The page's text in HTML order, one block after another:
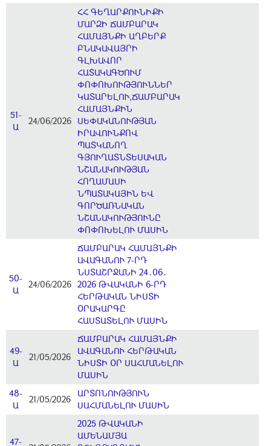
51-
Ա
24/06/2026
ՀՀ ԳԵՂԱՐՔՈՒՆԻՔԻ
ՄԱՐԶԻ ՃԱՄԲԱՐԱԿ
ՀԱՄԱՅՆՔԻ ԱՂԲԵՐՔ
ԲՆԱԿԱՎԱՅՐԻ
ԳԼԽԱՎՈՐ
ՀԱՏԱԿԱԳԾՈՒՄ
ՓՈՓՈԽՈՒԹՅՈՒՆՆԵՐ
ԿԱՏԱՐԵԼՈՒ,ՃԱՄԲԱՐԱԿ
ՀԱՄԱՅՆՔԻՆ
ՍԵՓԱԿԱՆՈՒԹՅԱՆ
ԻՐԱՎՈՒՆՔՈՎ
ՊԱՏԿԱՆՈՂ
ԳՅՈՒՂԱՏՆՏԵՍԱԿԱՆ
ՆՇԱՆԱԿՈՒԹՅԱՆ
ՀՈՂԱՄԱՍԻ
ՆՊԱՏԱԿԱՅԻՆ ԵՎ
ԳՈՐԾԱՌՆԱԿԱՆ
ՆՇԱՆԱԿՈՒԹՅՈՒՆԸ
ՓՈՓՈԽԵԼՈՒ ՄԱՍԻՆ
50-
Ա
24/06/2026
ՃԱՄԲԱՐԱԿ ՀԱՄԱՅՆՔԻ
ԱՎԱԳԱՆՈՒ 7-ՐԴ
ՆՍՏԱՇՐՋԱՆԻ 24․06․
2026 ԹՎԱԿԱՆԻ 6-ՐԴ
ՀԵՐԹԱԿԱՆ ՆԻՍՏԻ
ՕՐԱԿԱՐԳԸ
ՀԱՍՏԱՏԵԼՈՒ ՄԱՍԻՆ
49-
Ա
21/05/2026
ՃԱՄԲԱՐԱԿ ՀԱՄԱՅՆՔԻ
ԱՎԱԳԱՆՈՒ ՀԵՐԹԱԿԱՆ
ՆԻՍՏԻ ՕՐ ՍԱՀՄԱՆԵԼՈՒ
ՄԱՍԻՆ
48-
Ա
21/05/2026
ԱՐՏՈՆՈՒԹՅՈՒՆ
ՍԱՀՄԱՆԵԼՈՒ ՄԱՍԻՆ
47-
2025 ԹՎԱԿԱՆԻ
ԱՄԵՆԱՄՅԱ